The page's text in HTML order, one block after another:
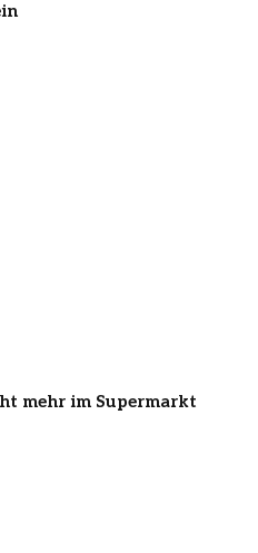
mehr im Supermarkt